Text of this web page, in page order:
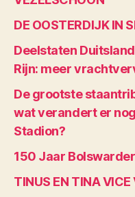
DE OOSTERDIJK IN
Deelstaten
Rijn: meer
De grootste
wat verandert er
Stadion?
150 Jaar
TINUS EN TINA VICE